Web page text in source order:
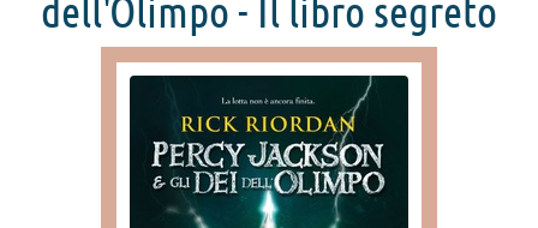
dell'Olimpo - Il libro segreto